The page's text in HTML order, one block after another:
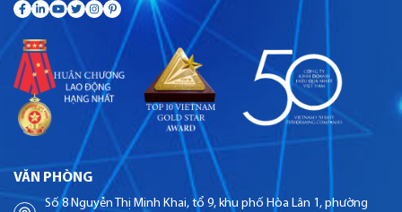
VĂN PHÒNG
Số 8 Nguyễn Thị Minh Khai, tổ 9, khu phố Hòa Lân 1, phường